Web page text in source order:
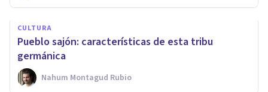
CULTURA
Pueblo sajón: características de esta tribu
germánica
Nahum Montagud Rubio